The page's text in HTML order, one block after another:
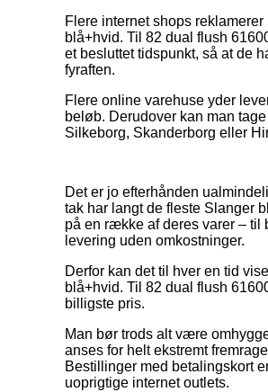
Flere internet shops
blå+hvid. Til 82 dual flush
et besluttet tidspunkt, så at de
fyraften.
Flere online varehuse yder
beløb. Derudover kan man
Silkeborg, Skanderborg eller
Det er jo efterhånden
tak har langt de fleste Slanger
på en række af deres varer – til
levering uden omkostninger.
Derfor kan det til hver en tid
blå+hvid. Til 82 dual flush
billigste pris.
Man bør trods alt være
anses for helt ekstremt
Bestillinger med betalingskort
uoprigtige internet outlets.